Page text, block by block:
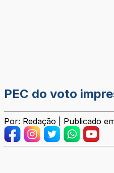
PEC do voto
Por: Redação | Publicado